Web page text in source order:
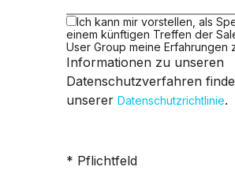
Ich kann mir vorstellen, als
einem künftigen Treffen der
User Group meine Erfahrungen
Informationen zu unseren
Datenschutzverfahren
unserer Datenschutzrichtlinie.
* Pflichtfeld